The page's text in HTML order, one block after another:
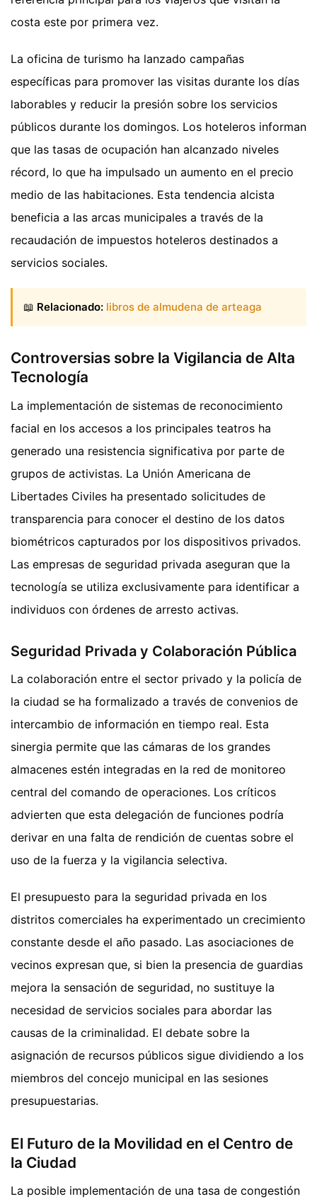
costa este por primera vez.
La oficina de turismo ha lanzado campañas
específicas para promover las visitas durante los días
laborables y reducir la presión sobre los servicios
públicos durante los domingos. Los hoteleros informan
que las tasas de ocupación han alcanzado niveles
récord, lo que ha impulsado un aumento en el precio
medio de las habitaciones. Esta tendencia alcista
beneficia a las arcas municipales a través de la
recaudación de impuestos hoteleros destinados a
servicios sociales.
📖 Relacionado: libros de almudena de arteaga
Controversias sobre la Vigilancia de Alta
Tecnología
La implementación de sistemas de reconocimiento
facial en los accesos a los principales teatros ha
generado una resistencia significativa por parte de
grupos de activistas. La Unión Americana de
Libertades Civiles ha presentado solicitudes de
transparencia para conocer el destino de los datos
biométricos capturados por los dispositivos privados.
Las empresas de seguridad privada aseguran que la
tecnología se utiliza exclusivamente para identificar a
individuos con órdenes de arresto activas.
Seguridad Privada y Colaboración Pública
La colaboración entre el sector privado y la policía de
la ciudad se ha formalizado a través de convenios de
intercambio de información en tiempo real. Esta
sinergia permite que las cámaras de los grandes
almacenes estén integradas en la red de monitoreo
central del comando de operaciones. Los críticos
advierten que esta delegación de funciones podría
derivar en una falta de rendición de cuentas sobre el
uso de la fuerza y la vigilancia selectiva.
El presupuesto para la seguridad privada en los
distritos comerciales ha experimentado un crecimiento
constante desde el año pasado. Las asociaciones de
vecinos expresan que, si bien la presencia de guardias
mejora la sensación de seguridad, no sustituye la
necesidad de servicios sociales para abordar las
causas de la criminalidad. El debate sobre la
asignación de recursos públicos sigue dividiendo a los
miembros del concejo municipal en las sesiones
presupuestarias.
El Futuro de la Movilidad en el Centro de
la Ciudad
La posible implementación de una tasa de congestión